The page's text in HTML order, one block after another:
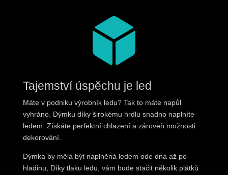

Tajemství úspěchu je led
Máte v podniku výrobník ledu? Tak to máte napůl
vyhráno. Dýmku díky širokému hrdlu snadno naplníte
ledem. Získáte perfektní chlazení a zároveň možnosti
dekorování.
Dýmka by měla být naplněná ledem ode dna až po
hladinu, Díky tlaku ledu, vám bude stačit několik plátků